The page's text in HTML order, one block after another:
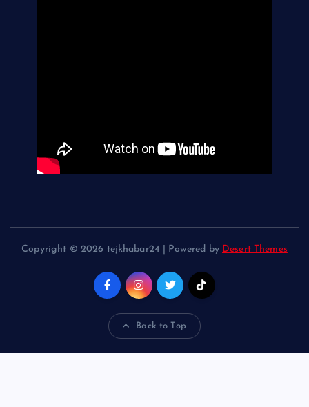
Copyright © 2026 tejkhabar24 | Powered by Desert Themes
Back to Top